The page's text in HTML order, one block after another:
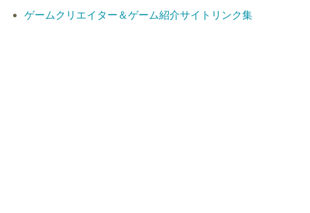
ゲームクリエイター＆ゲーム紹介サイトリンク集